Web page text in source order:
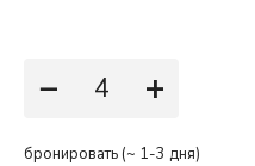
− +
бронировать (~ 1-3 дня)